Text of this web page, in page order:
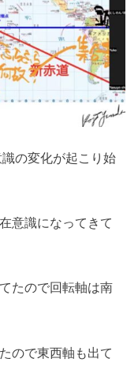
の変化が起こり始
意識になってきて
たので回転軸は南
ので東西軸も出て